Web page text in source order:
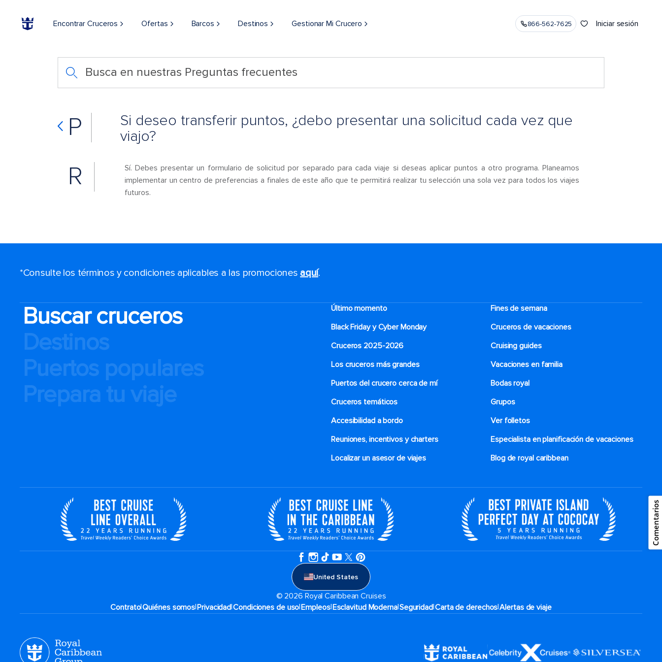
Encontrar Cruceros Ofertas Barcos Destinos Gestionar Mi Crucero 866-562-7625 Iniciar sesión
Busca en nuestras Preguntas frecuentes
P
Si deseo transferir puntos, ¿debo presentar una solicitud cada vez que
viajo?
R
Sí. Debes presentar un formulario de solicitud por separado para cada viaje si deseas aplicar puntos a otro programa. Planeamos
implementar un centro de preferencias a finales de este año que te permitirá realizar tu selección una sola vez para todos los viajes
futuros.
*Consulte los términos y condiciones aplicables a las promociones aquí.
Buscar cruceros
Destinos
Puertos populares
Prepara tu viaje
Último momento
Fines de semana
Black Friday y Cyber Monday
Cruceros de vacaciones
Cruceros 2025-2026
Cruising guides
Los cruceros más grandes
Vacaciones en familia
Puertos del crucero cerca de mí
Bodas royal
Cruceros temáticos
Grupos
Accesibilidad a bordo
Ver folletos
Reuniones, incentivos y charters​
Especialista en planificación de vacaciones
Localizar un asesor de viajes
Blog de royal caribbean
United States
© 2026 Royal Caribbean Cruises
Contrato|Quiénes somos|Privacidad|Condiciones de uso|Empleos|Esclavitud Moderna|Seguridad|Carta de derechos|Alertas de viaje
Comentarios